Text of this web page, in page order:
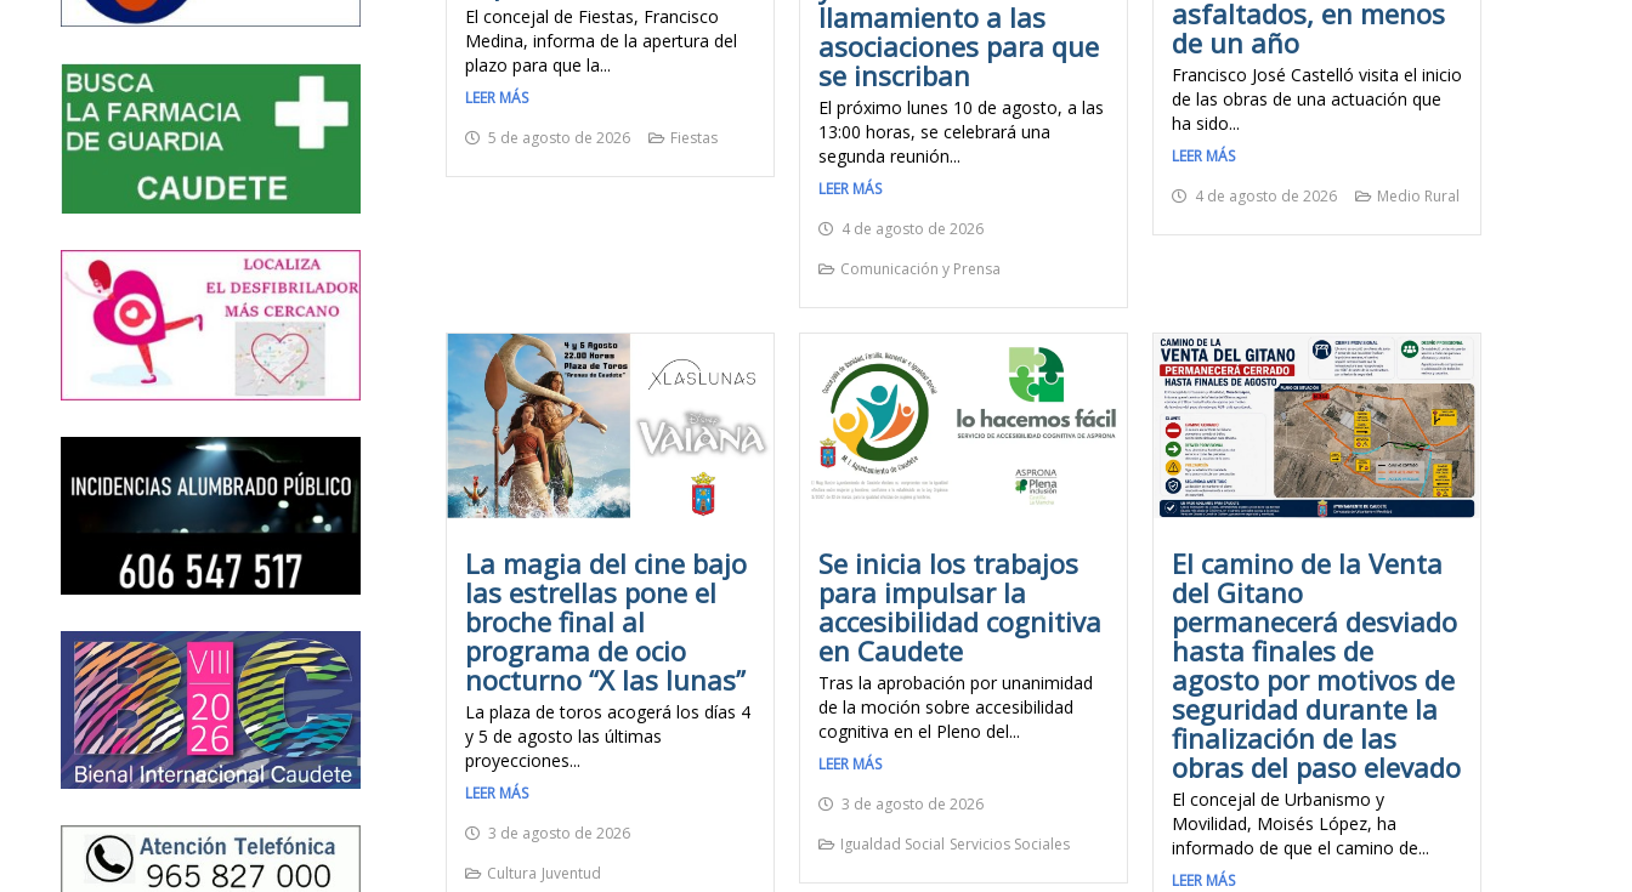
El concejal de Fiestas, Francisco
Medina, informa de la apertura del
plazo para que la...
LEER MÁS
5 de agosto de 2026
Fiestas
llamamiento a las
asociaciones para que
se inscriban
El próximo lunes 10 de agosto, a las
13:00 horas, se celebrará una
segunda reunión...
LEER MÁS
4 de agosto de 2026
Comunicación y Prensa
asfaltados, en menos
de un año
Francisco José Castelló visita el inicio
de las obras de una actuación que
ha sido...
LEER MÁS
4 de agosto de 2026
Medio Rural
La magia del cine bajo
las estrellas pone el
broche final al
programa de ocio
nocturno “X las lunas”
La plaza de toros acogerá los días 4
y 5 de agosto las últimas
proyecciones...
LEER MÁS
3 de agosto de 2026
Cultura Juventud
Se inicia los trabajos
para impulsar la
accesibilidad cognitiva
en Caudete
Tras la aprobación por unanimidad
de la moción sobre accesibilidad
cognitiva en el Pleno del...
LEER MÁS
3 de agosto de 2026
Igualdad Social Servicios Sociales
El camino de la Venta
del Gitano
permanecerá desviado
hasta finales de
agosto por motivos de
seguridad durante la
finalización de las
obras del paso elevado
El concejal de Urbanismo y
Movilidad, Moisés López, ha
informado de que el camino de...
LEER MÁS